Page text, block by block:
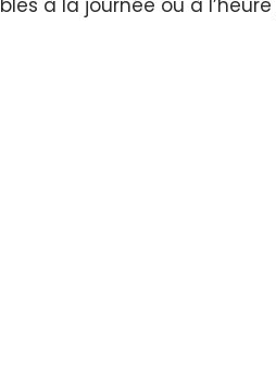
à la journée ou à